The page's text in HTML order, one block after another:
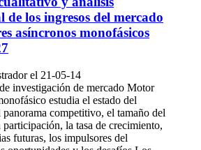
de los ingresos del mercado
asíncronos monofásicos
el 21-05-14
investigación de mercado Motor
estudia el estado del
panorama competitivo, el tamaño del
participación, la tasa de crecimiento,
futuras, los impulsores del